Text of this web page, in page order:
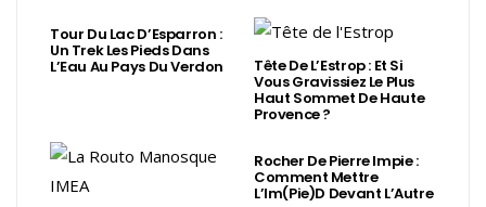
Tour Du Lac D’Esparron :
Un Trek Les Pieds Dans
L’Eau Au Pays Du Verdon Tête De L’Estrop : Et Si
Vous Gravissiez Le Plus
Haut Sommet De Haute
Provence ?
Rocher De Pierre Impie :
Comment Mettre
L’Im(Pie)d Devant L’Autre